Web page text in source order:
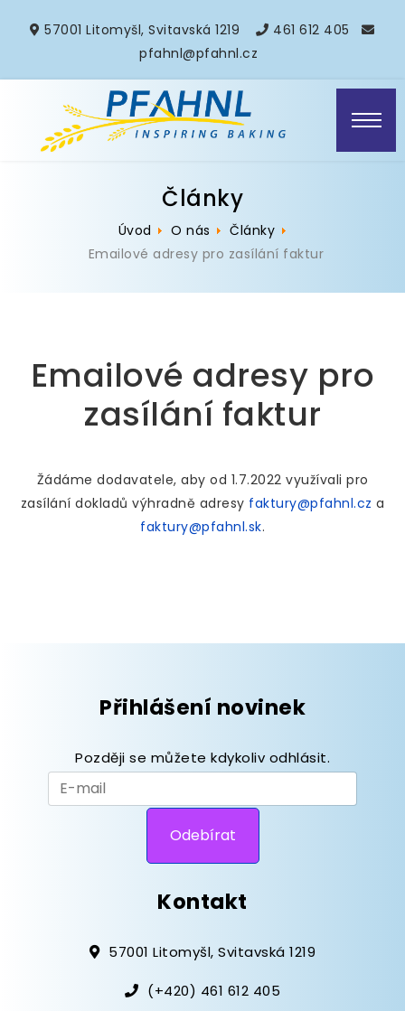
57001 Litomyšl, Svitavská 1219
461 612 405
pfahnl@pfahnl.cz
Články
Úvod O nás
Články
Emailové adresy pro zasílání faktur
Emailové adresy pro
zasílání faktur
Žádáme dodavatele, aby od 1.7.2022 využívali pro
zasílání dokladů výhradně adresy faktury@pfahnl.cz a
faktury@pfahnl.sk.
Přihlášení novinek
Později se můžete kdykoliv odhlásit.
Kontakt
57001 Litomyšl, Svitavská 1219
(+420) 461 612 405